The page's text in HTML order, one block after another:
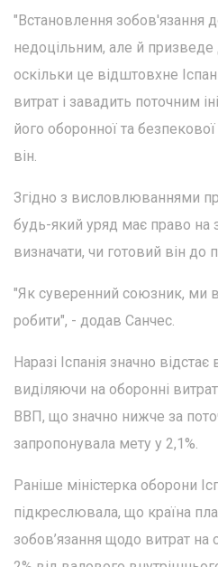
"Встановлення зобов'язання
недоцільним, але й призведе
оскільки це відштовхне
витрат і завадить поточним
його оборонної та
він.
Згідно з висловлюваннями
будь-який уряд має право на
визначати, чи готовий він до
"Як суверенний союзник, ми
робити", - додав Санчес.
Наразі Іспанія значно
виділяючи на оборонні
ВВП, що значно нижче за
запропонувала мету у 2,1%.
Раніше міністерка оборони
підкреслювала, що країна
зобов’язання щодо витрат на